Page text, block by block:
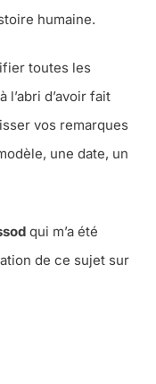
humaine.
toutes les
d’avoir fait
vos remarques
une date, un
qui m’a été
de ce sujet sur